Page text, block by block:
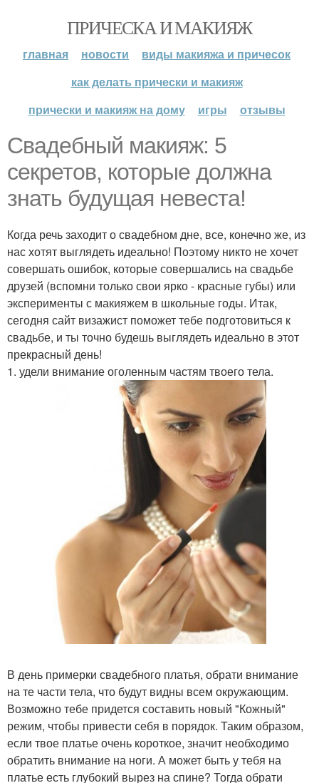
ПРИЧЕСКА И МАКИЯЖ
главная новости
виды макияжа и причесок
как делать прически и макияж
прически и макияж на дому
игры отзывы
Свадебный макияж: 5
секретов, которые должна
знать будущая невеста!
Когда речь заходит о свадебном дне, все, конечно же, из
нас хотят выглядеть идеально! Поэтому никто не хочет
совершать ошибок, которые совершались на свадьбе
друзей (вспомни только свои ярко - красные губы) или
эксперименты с макияжем в школьные годы. Итак,
сегодня сайт визажист поможет тебе подготовиться к
свадьбе, и ты точно будешь выглядеть идеально в этот
прекрасный день!
1. удели внимание оголенным частям твоего тела.
В день примерки свадебного платья, обрати внимание
на те части тела, что будут видны всем окружающим.
Возможно тебе придется составить новый "Кожный"
режим, чтобы привести себя в порядок. Таким образом,
если твое платье очень короткое, значит необходимо
обратить внимание на ноги. А может быть у тебя на
платье есть глубокий вырез на спине? Тогда обрати